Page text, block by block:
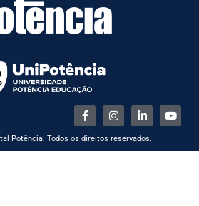
Potência. Todos os direitos reservados.